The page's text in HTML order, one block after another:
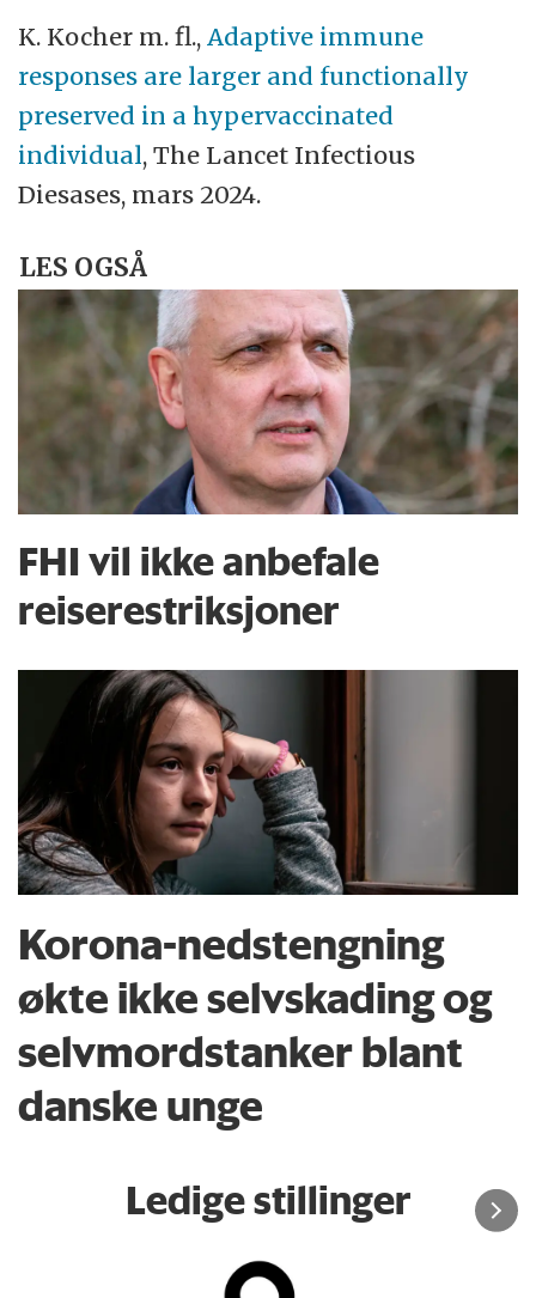
K. Kocher m. fl.,Adaptive immune
responses are larger and functionally
preserved in a hypervaccinated
individual, The Lancet Infectious
Diesases, mars 2024.
LES OGSÅ
FHI vil ikke anbefale
reiserestriksjoner
Korona-nedstengning
økte ikke selvskading og
selvmordstanker blant
danske unge
Ledige stillinger